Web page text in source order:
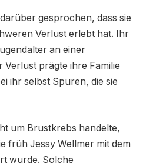
gesprochen, dass sie
Verlust erlebt hat. Ihr
an einer
Verlust prägte ihre Familie
ihr selbst Spuren, die sie
um Brustkrebs handelte,
früh Jessy Wellmer mit dem
wurde. Solche